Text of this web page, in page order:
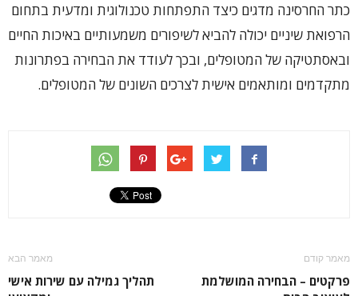
כתר החרסינה מדגים כיצד התפתחות טכנולוגית ומדעית בתחום
הרפואת שיניים יכולה להביא לשיפורים משמעותיים באיכות החיים
ובאסתטיקה של המטופלים, ובכך לעודד את הבחירה בפתרונות
מתקדמים ומותאמים אישית לצרכים השונים של המטופלים.
מאמר קודם
פרקטים – הבחירה המושלמת
מאמר הבא
תהליך גמילה עם שירות אישי